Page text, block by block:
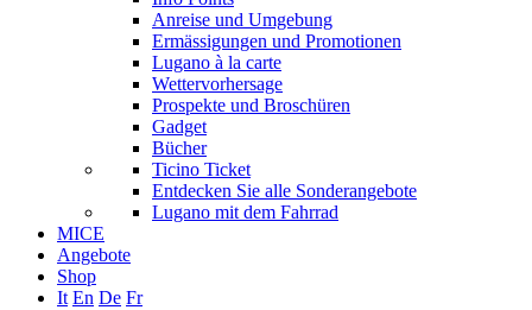
Anreise und Umgebung
Ermässigungen und Promotionen
Lugano à la carte
Wettervorhersage
Prospekte und Broschüren
Gadget
Bücher
Ticino Ticket
Entdecken Sie alle Sonderangebote
Lugano mit dem Fahrrad
MICE
Angebote
Shop
It En De Fr